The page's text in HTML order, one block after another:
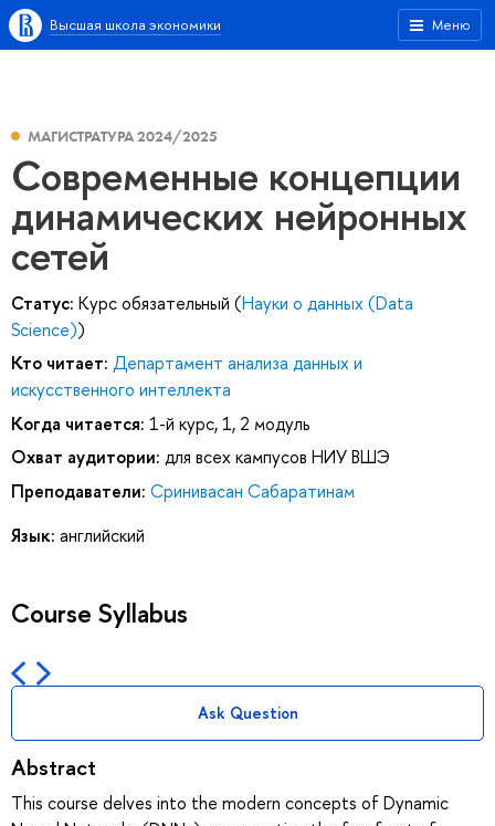
Меню
Высшая школа экономики
МАГИСТРАТУРА 2024/2025
Современные концепции
динамических нейронных
сетей
Статус: Курс обязательный (Науки о данных (Data
Science))
Кто читает: Департамент анализа данных и
искусственного интеллекта
Когда читается: 1-й курс, 1, 2 модуль
Охват аудитории: для всех кампусов НИУ ВШЭ
Преподаватели: Сринивасан Сабаратинам
Язык: английский
Course Syllabus
Ask Question
Abstract
This course delves into the modern concepts of Dynamic